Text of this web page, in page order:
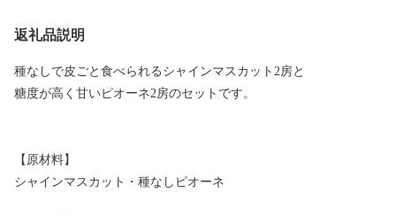
返礼品説明
種なしで皮ごと食べられるシャインマスカット2房と
糖度が高く甘いピオーネ2房のセットです。
【原材料】
シャインマスカット・種なしピオーネ